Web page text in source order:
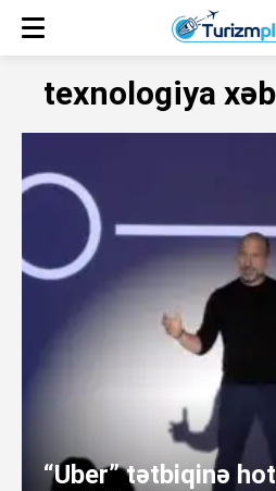
texnologiya
“Uber” tətbiqinə